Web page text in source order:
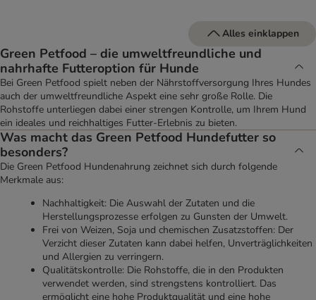
Alles einklappen
Green Petfood – die umweltfreundliche und
nahrhafte Futteroption für Hunde
Bei Green Petfood spielt neben der Nährstoffversorgung Ihres Hundes
auch der umweltfreundliche Aspekt eine sehr große Rolle. Die
Rohstoffe unterliegen dabei einer strengen Kontrolle, um Ihrem Hund
ein ideales und reichhaltiges Futter-Erlebnis zu bieten.
Was macht das Green Petfood Hundefutter so
besonders?
Die Green Petfood Hundenahrung zeichnet sich durch folgende
Merkmale aus:
Nachhaltigkeit: Die Auswahl der Zutaten und die
Herstellungsprozesse erfolgen zu Gunsten der Umwelt.
Frei von Weizen, Soja und chemischen Zusatzstoffen: Der
Verzicht dieser Zutaten kann dabei helfen, Unverträglichkeiten
und Allergien zu verringern.
Qualitätskontrolle: Die Rohstoffe, die in den Produkten
verwendet werden, sind strengstens kontrolliert. Das
ermöglicht eine hohe Produktqualität und eine hohe